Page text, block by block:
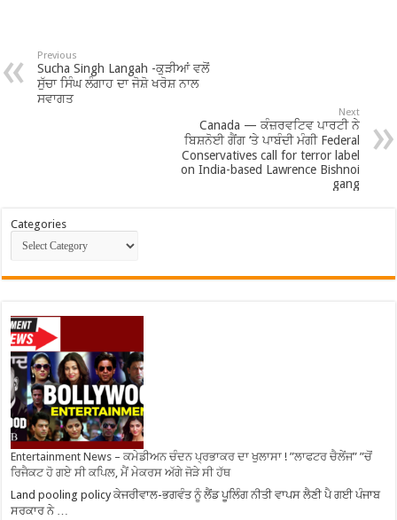
Previous
Sucha Singh Langah -ਕੁੜੀਆਂ ਵਲੋਂ
ਸੁੱਚਾ ਸਿੰਘ ਲੰਗਾਹ ਦਾ ਜੋਸ਼ੋ ਖਰੋਸ਼ ਨਾਲ
ਸਵਾਗਤ
Next
Canada — ਕੰਜ਼ਰਵਟਿਵ ਪਾਰਟੀ ਨੇ
ਬਿਸ਼ਨੋਈ ਗੈਂਗ ‘ਤੇ ਪਾਬੰਦੀ ਮੰਗੀ Federal
Conservatives call for terror label
on India-based Lawrence Bishnoi
gang
Categories
Entertainment News – ਕਮੇਡੀਅਨ ਚੰਦਨ ਪ੍ਰਭਾਕਰ ਦਾ ਖੁਲਾਸਾ ! ”ਲਾਫਟਰ ਚੈਲੇਂਜ” ”ਚੋਂ
ਰਿਜੈਕਟ ਹੋ ਗਏ ਸੀ ਕਪਿਲ, ਮੈਂ ਮੇਕਰਸ ਅੱਗੇ ਜੋੜੇ ਸੀ ਹੱਥ
Land pooling policy ਕੇਜਰੀਵਾਲ-ਭਗਵੰਤ ਨੂੰ ਲੈਂਡ ਪੂਲਿੰਗ ਨੀਤੀ ਵਾਪਸ ਲੈਣੀ ਪੈ ਗਈ ਪੰਜਾਬ
ਸਰਕਾਰ ਨੇ …